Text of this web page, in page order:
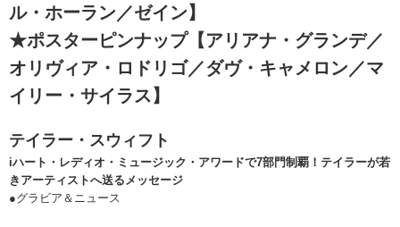
ル・ホーラン／ゼイン】
★ポスターピンナップ【アリアナ・グランデ／
オリヴィア・ロドリゴ／ダヴ・キャメロン／マ
イリー・サイラス】
テイラー・スウィフト
iハート・レディオ・ミュージック・アワードで7部門制覇！テイラーが若
きアーティストへ送るメッセージ
●グラビア＆ニュース